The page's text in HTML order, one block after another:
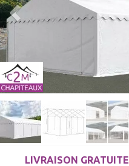
LIVRAISON GRATUITE